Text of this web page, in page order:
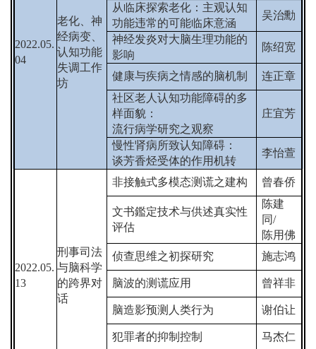
2022.05.
04
老化、神
经病变、
认知功能
失调工作
坊
从临床探索老化：主观认知
功能违常的可能临床意涵
吴治勳
神经发炎对大脑生理功能的
影响
陈绍宽
健康与疾病之情感的脑机制
连正章
社区老人认知功能障碍的多
样面貌：
流行病学研究之观察
庄宜芳
慢性肾病所致认知障碍：
谈芳香烃受体的作用机转
李怡萱
2022.05.
13
刑事司法
与脑科学
的跨界对
话
非接触式多模态测谎之建构 曾春侨
文书鑑定技术与供述真实性
评估
陈建
同/
陈用佛
侦查思维之初探研究
施志鸿
脑波的测谎应用 曾祥非
脑造影预测人类行为 谢伯让
犯罪者的抑制控制
马杰仁